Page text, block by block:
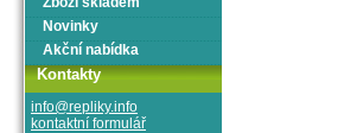
Novinky
Akční nabídka
Kontakty
info@repliky.info
kontaktní formulář